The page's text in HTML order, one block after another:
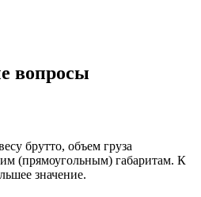
вопросы
брутто, объем груза
(прямоугольным) габаритам. К
значение.